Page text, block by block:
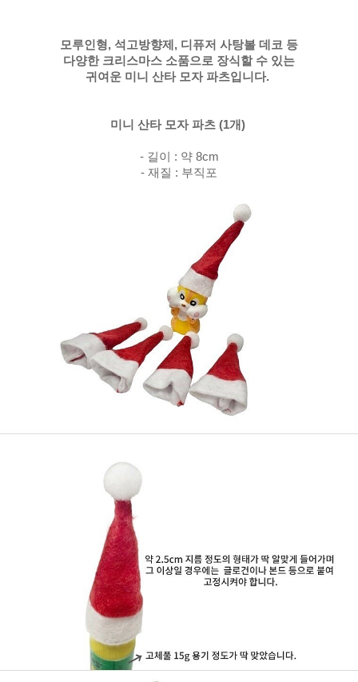
모루인형, 석고방향제, 디퓨저 사탕볼 데코 등
다양한 크리스마스 소품으로 장식할 수 있는
귀여운 미니 산타 모자 파츠입니다.
미니 산타 모자 파츠 (1개)
- 길이 : 약 8cm
- 재질 : 부직포